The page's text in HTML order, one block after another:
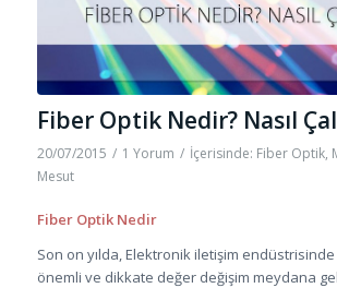
Fiber Optik Nedir? Nasıl
20/07/2015 / 1 Yorum / İçerisinde: Fiber Optik,
Mesut
Fiber Optik Nedir
Son on yılda, Elektronik iletişim endüstrisinde
önemli ve dikkate değer değişim meydana